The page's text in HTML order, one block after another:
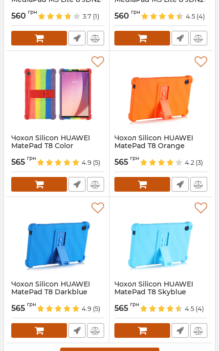
Артикул: 687792
560 грн
3.7 (1) Артикул: 6954
560 грн
4.5 (4)
Чохол Silicon HUAWEI
MatePad T8 Color
565 грн
4.9 (5)
Чохол Silicon HUAWEI
MatePad T8 Orange
565 грн
4.2 (3)
Чохол Silicon HUAWEI
MatePad T8 Darkblue
565 грн
4.9 (5)
Чохол Silicon HUAWEI
MatePad T8 Skyblue
565 грн
4.5 (4)